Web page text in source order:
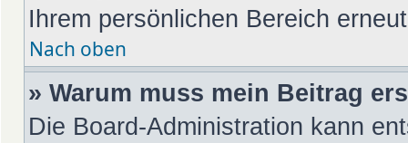
Ihrem persönlichen Bereich
Nach oben
» Warum muss mein Beitrag
Die Board-Administration kann